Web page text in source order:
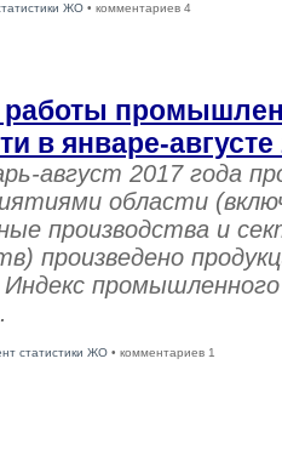
ЖО • комментариев 4
работы
в январе-августе
август 2017 года
области
производства и
произведено
статистики ЖО • комментариев 1